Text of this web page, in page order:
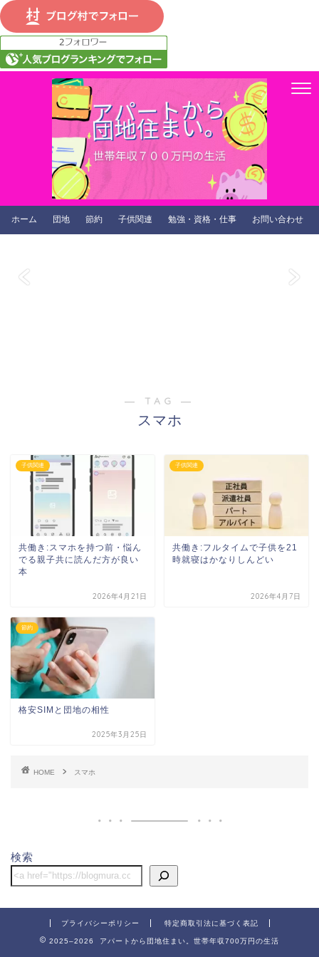
ホーム 団地 節約 子供関連 勉強・資格・仕事 お問い合わせ
― TAG ―
スマホ
子供関連
共働き:スマホを持つ前・悩ん
でる親子共に読んだ方が良い
本
2026年4月21日
子供関連
共働き:フルタイムで子供を21
時就寝はかなりしんどい
2026年4月7日
節約
格安SIMと団地の相性
2025年3月25日
HOME スマホ
検索
プライバシーポリシー 特定商取引法に基づく表記
2025–2026 アパートから団地住まい。世帯年収700万円の生活
子供関連